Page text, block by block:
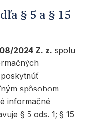
§ 5 a § 15
2024 Z. z. spolu
spôsobom
informačné
§ 5 ods. 1; § 15